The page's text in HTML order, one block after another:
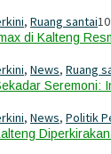
, Ruang santai
di Kalteng
, News, Ruang
Seremoni:
, News, Politik